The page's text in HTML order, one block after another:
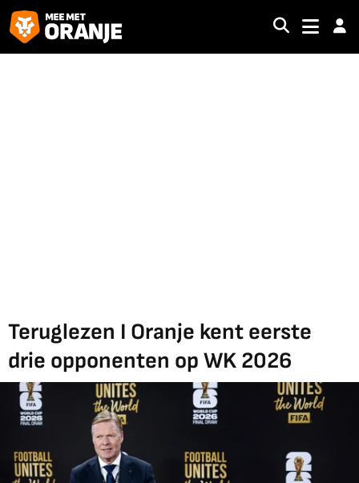
Teruglezen I Oranje kent eerste
drie opponenten op WK 2026